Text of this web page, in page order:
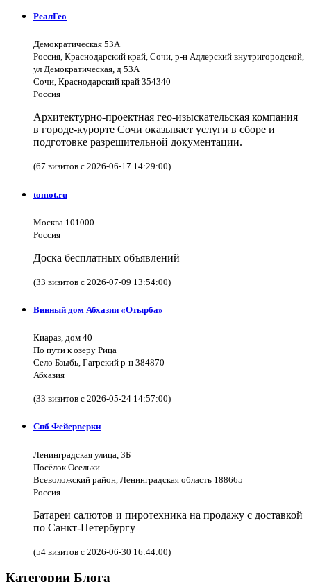
РеалГео
Демократическая 53А
Россия, Краснодарский край, Сочи, р-н Адлерский внутригородской,
ул Демократическая, д 53А
Сочи, Краснодарский край 354340
Россия
Архитектурно-проектная гео-изыскательская компания
в городе-курорте Сочи оказывает услуги в сборе и
подготовке разрешительной документации.
(67 визитов с 2026-06-17 14:29:00)
tomot.ru
Москва 101000
Россия
Доска бесплатных объявлений
(33 визитов с 2026-07-09 13:54:00)
Винный дом Абхазии «Отырба»
Киараз, дом 40
По пути к озеру Рица
Село Бзыбь, Гагрский р-н 384870
Абхазия
(33 визитов с 2026-05-24 14:57:00)
Спб Фейерверки
Ленинградская улица, 3Б
Посёлок Осельки
Всеволожский район, Ленинградская область 188665
Россия
Батареи салютов и пиротехника на продажу с доставкой
по Санкт-Петербургу
(54 визитов с 2026-06-30 16:44:00)
Категории Блога